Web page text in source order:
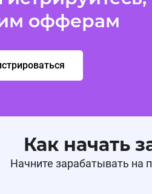
офферам
Как начать
Начните зарабатывать на